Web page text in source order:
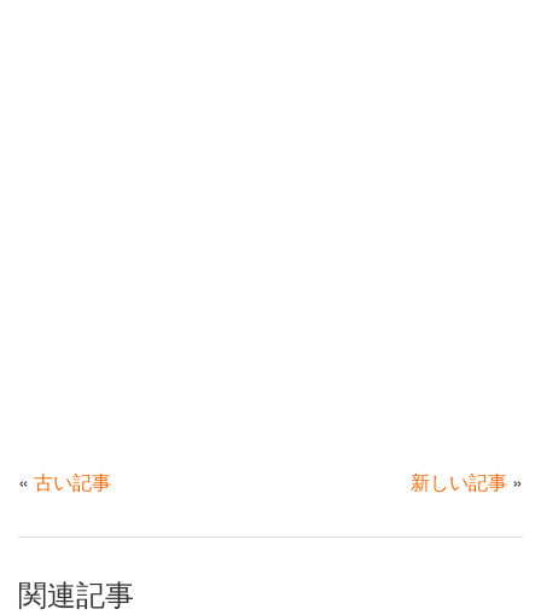
« 古い記事 新しい記事 »
関連記事